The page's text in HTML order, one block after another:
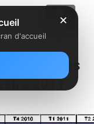
très
2011
✕
d'accueil